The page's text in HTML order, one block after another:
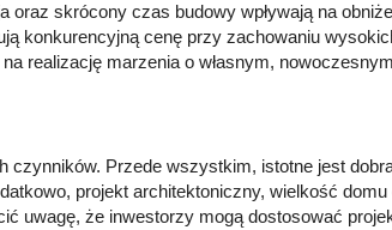
skrócony czas budowy wpływają na
konkurencyjną cenę przy zachowaniu
realizację marzenia o własnym,
czynników. Przede wszystkim, istotne jest
projekt architektoniczny, wielkość
uwagę, że inwestorzy mogą dostosować